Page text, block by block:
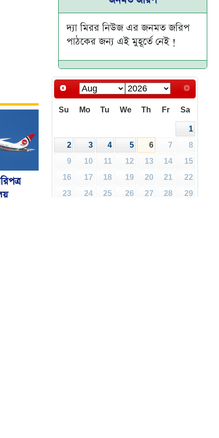
দ্যা মিরর নিউজ এর জনমত জরিপ
পাঠকের জন্য এই মুহূর্তে নেই !
Su Mo Tu We Th Fr Sa
1
2
3 4 5 6 7
8
9
10 11 12 13 14
15
16
17 18 19 20 21
22
23
24 25 26 27 28
29